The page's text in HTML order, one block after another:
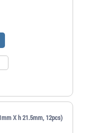
X h 21.5mm, 12pcs)